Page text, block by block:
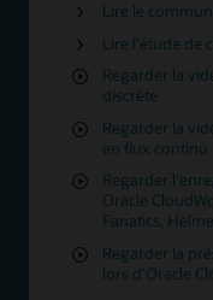
Lire le
Lire l'étude de
Regarder la
discrète
Regarder la
en flux continu
Regarder
Oracle
Fanatics,
Regarder la
lors d'Oracle